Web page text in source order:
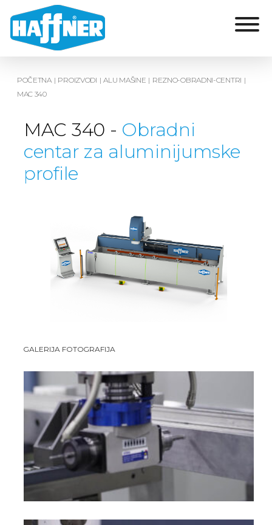
POČETNA | PROIZVODI | ALU MAŠINE | REZNO-OBRADNI-CENTRI |
MAC 340
MAC 340 - Obradni
centar za aluminijumske
profile
GALERIJA FOTOGRAFIJA